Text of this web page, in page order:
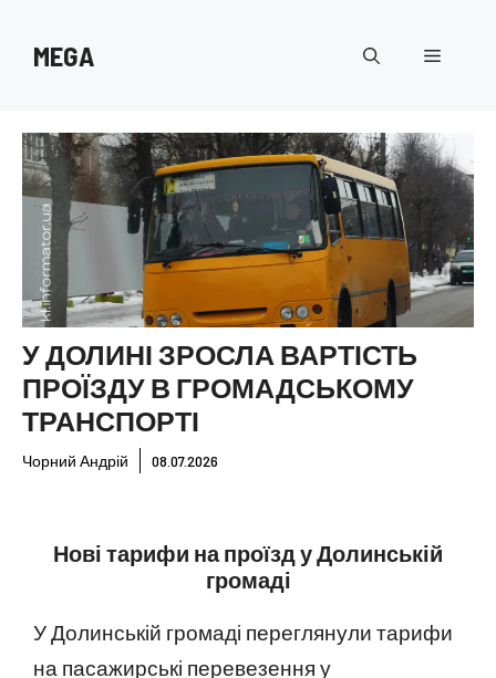
MEGA Меню
У ДОЛИНІ ЗРОСЛА ВАРТІСТЬ
ПРОЇЗДУ В ГРОМАДСЬКОМУ
ТРАНСПОРТІ
Чорний Андрій 08.07.2026
Нові тарифи на проїзд у Долинській
громаді
У Долинській громаді переглянули тарифи
на пасажирські перевезення у